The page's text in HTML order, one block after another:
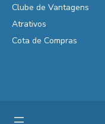
Clube de Vantagens
Atrativos
Cota de Compras